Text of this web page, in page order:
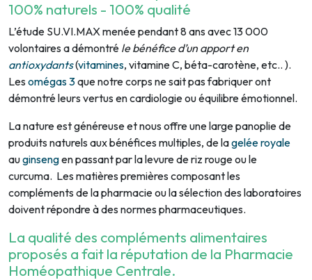
100% naturels - 100% qualité
L’étude SU.VI.MAX menée pendant 8 ans avec 13 000
volontaires a démontré le bénéfice d’un apport en
antioxydants(vitamines, vitamine C, béta-carotène, etc.. ).
Les omégas 3que notre corps ne sait pas fabriquer ont
démontré leurs vertus en cardiologie ou équilibre émotionnel.
La nature est généreuse et nous offre une large panoplie de
produits naturels aux bénéfices multiples, de lagelée royale
auginsengen passant par la levure de riz rouge ou le
curcuma. Les matières premières composant les
compléments de la pharmacie ou la sélection des laboratoires
doivent répondre à des normes pharmaceutiques.
La qualité des compléments alimentaires
proposés a fait la réputation de la Pharmacie
Homéopathique Centrale.